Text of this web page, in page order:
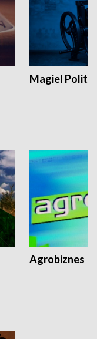
Magiel
Agrobiznes